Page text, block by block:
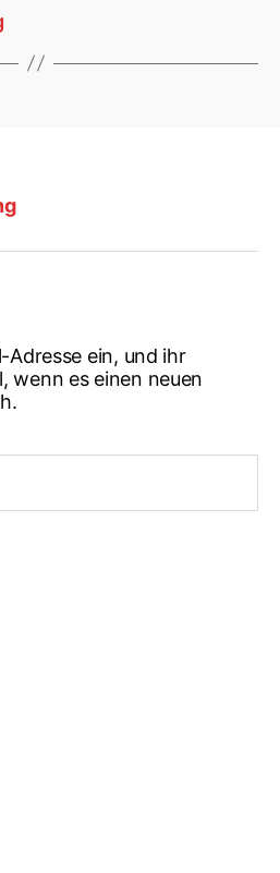
Adresse ein, und ihr
wenn es einen neuen